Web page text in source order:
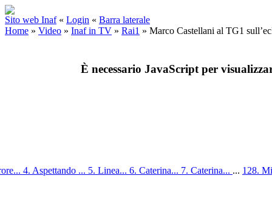
Sito web Inaf « Login « Barra laterale
Home » Video » Inaf in TV » Rai1 » Marco Castellani al TG1
È necessario JavaScript per
4. Aspettando ... 5. Linea... 6. Caterina... 7. Caterina... ... 128.